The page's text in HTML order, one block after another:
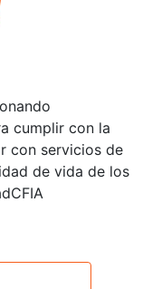
cumplir con la
con servicios de
de vida de los